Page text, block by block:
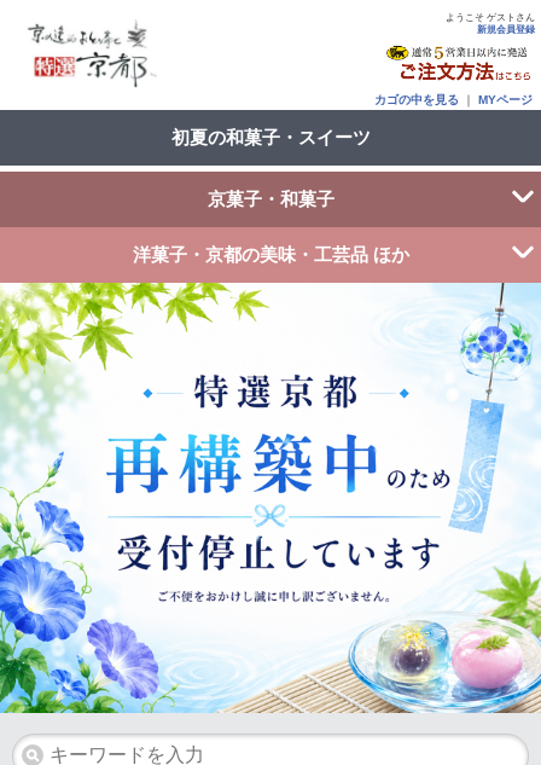
ようこそ ゲストさん
新規会員登録
カゴの中を見る ｜ MYページ
初夏の和菓子・スイーツ
京菓子・和菓子
洋菓子・京都の美味・工芸品 ほか